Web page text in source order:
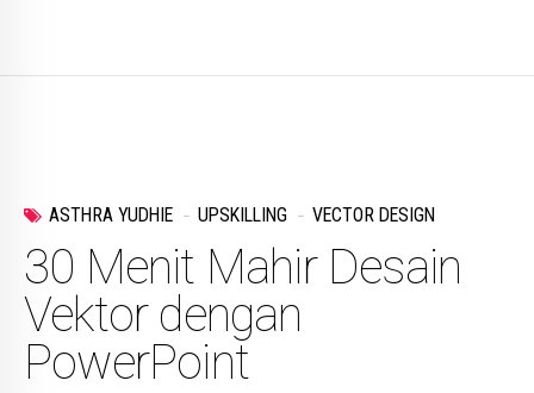
ASTHRA YUDHIE UPSKILLING VECTOR DESIGN
30 Menit Mahir Desain
Vektor dengan
PowerPoint